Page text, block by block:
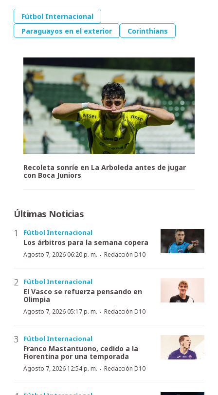
Fútbol Internacional
Paraguayos en el exterior
Corinthians
Recoleta sonríe en La Arboleda antes de jugar
con Boca Juniors
Últimas Noticias
Fútbol Internacional
Los árbitros para la semana copera
Agosto 7, 2026 06:20 p. m. · Redacción D10
Fútbol Internacional
El Vasco se refuerza pensando en
Olimpia
Agosto 7, 2026 05:17 p. m. · Redacción D10
Fútbol Internacional
Franco Mastantuono, cedido a la
Fiorentina por una temporada
Agosto 7, 2026 12:54 p. m. · Redacción D10